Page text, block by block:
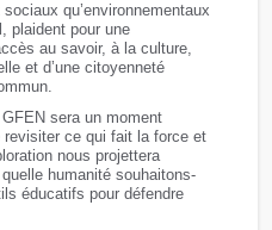
qu’environnementaux
plaident pour une
au savoir, à la culture,
et d’une citoyenneté
sera un moment
ce qui fait la force et
nous projettera
humanité souhaitons-
éducatifs pour défendre